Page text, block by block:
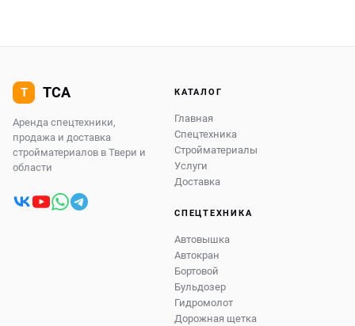
Аренда спецтехники,
продажа и доставка
стройматериалов в Твери и
области
КАТАЛОГ
Главная
Спецтехника
Стройматериалы
Услуги
Доставка
СПЕЦТЕХНИКА
Автовышка
Автокран
Бортовой
Бульдозер
Гидромолот
Дорожная щетка